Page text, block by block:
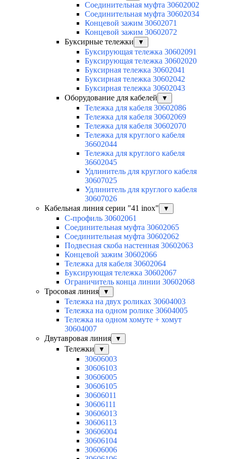
Соединительная муфта 30602002
Соединительная муфта 30602034
Концевой зажим 30602071
Концевой зажим 30602072
Буксирные тележки
▼
Буксирующая тележка 30602091
Буксирующая тележка 30602020
Буксирная тележка 30602041
Буксирная тележка 30602042
Буксирная тележка 30602043
Оборудование для кабелей
▼
Тележка для кабеля 30602086
Тележка для кабеля 30602069
Тележка для кабеля 30602070
Тележка для круглого кабеля
36602044
Тележка для круглого кабеля
36602045
Удлинитель для круглого кабеля
30607025
Удлинитель для круглого кабеля
30607026
Кабельная линия серии "41 inox"
▼
C-профиль 30602061
Соединительная муфта 30602065
Соединительная муфта 30602062
Подвесная скоба настенная 30602063
Концевой зажим 30602066
Тележка для кабеля 30602064
Буксирующая тележка 30602067
Ограничитель конца линии 30602068
Тросовая линия
▼
Тележка на двух роликах 30604003
Тележка на одном ролике 30604005
Тележка на одном хомуте + хомут
30604007
Двутавровая линия
▼
Тележки ▼
30606003
30606103
30606005
30606105
30606011
30606111
30606013
30606113
30606004
30606104
30606006